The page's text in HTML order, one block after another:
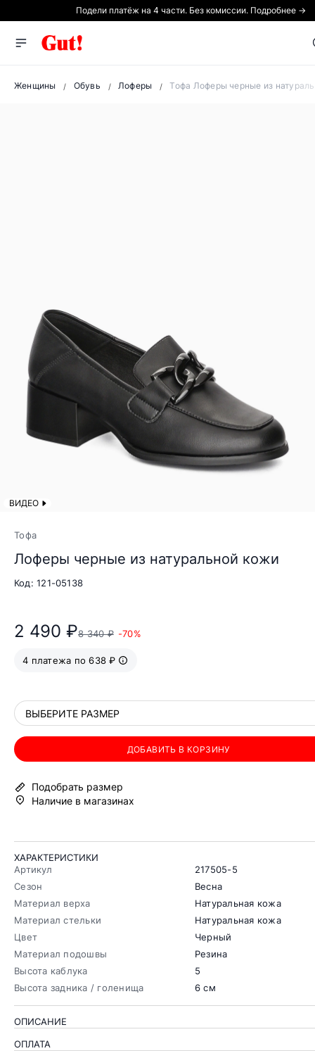
Подели платёж на 4 части. Без комиссии. Подробнее →
Женщины Обувь Лоферы Тофа Лоферы черные из
ВИДЕО
Тофа
Лоферы черные из натуральной кожи
Код: 121-05138
2 490 ₽8 340 ₽ -70%
4 платежа по 638 ₽
ВЫБЕРИТЕ РАЗМЕР
ДОБАВИТЬ В КОРЗИНУ
Подобрать размер
Наличие в магазинах
ХАРАКТЕРИСТИКИ
Артикул
217505-5
Сезон
Весна
Материал верха
Натуральная кожа
Материал стельки
Натуральная кожа
Цвет
Черный
Материал подошвы
Резина
Высота каблука
5
Высота задника / голенища
6 см
ОПИСАНИЕ
ОПЛАТА